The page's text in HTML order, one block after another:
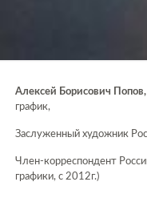
Алексей Борисович
график,
Заслуженный художник
Член-корреспондент
графики, с 2012г.)